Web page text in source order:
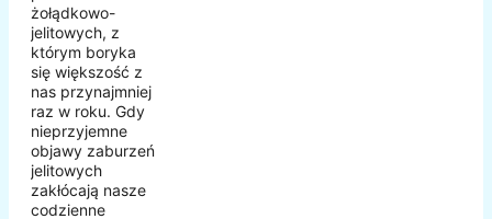
żołądkowo-
jelitowych, z
którym boryka
się większość z
nas przynajmniej
raz w roku. Gdy
nieprzyjemne
objawy zaburzeń
jelitowych
zakłócają nasze
codzienne